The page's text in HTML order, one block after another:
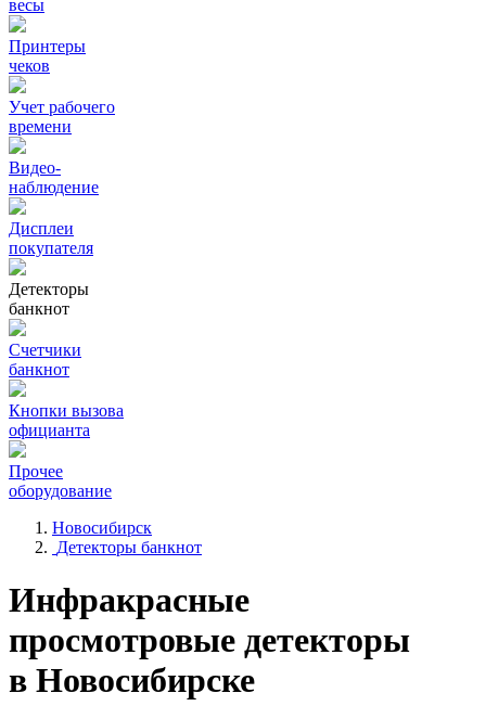
весы
Принтеры
чеков
Учет рабочего
времени
Видео‑
наблюдение
Дисплеи
покупателя
Детекторы
банкнот
Счетчики
банкнот
Кнопки вызова
официанта
Прочее
оборудование
Новосибирск
Детекторы банкнот
Инфракрасные
просмотровые детекторы
в Новосибирске